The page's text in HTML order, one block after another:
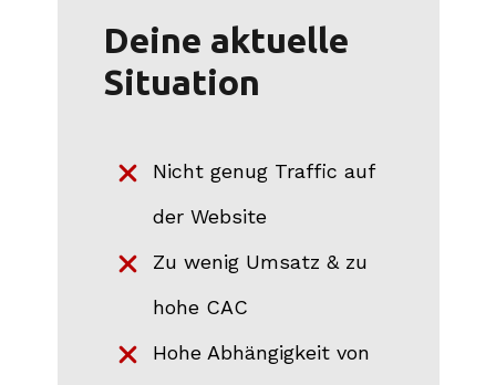
Deine aktuelle
Situation
Nicht genug Traffic auf
der Website
Zu wenig Umsatz & zu
hohe CAC
Hohe Abhängigkeit von